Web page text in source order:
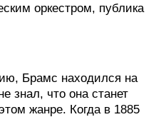
оркестром, публика
Брамс находился на
знал, что она станет
жанре. Когда в 1885